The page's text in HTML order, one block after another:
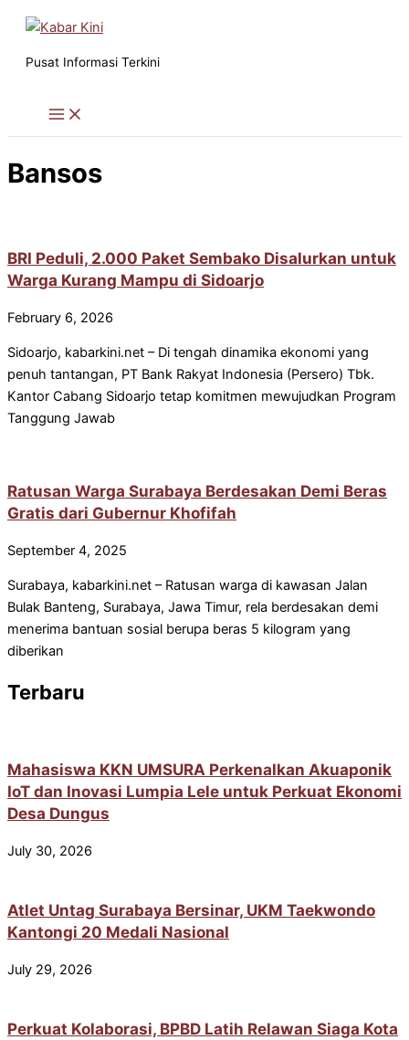
content
Pusat Informasi Terkini
Bansos
BRI Peduli, 2.000 Paket Sembako Disalurkan untuk
Warga Kurang Mampu di Sidoarjo
February 6, 2026
Sidoarjo, kabarkini.net – Di tengah dinamika ekonomi yang
penuh tantangan, PT Bank Rakyat Indonesia (Persero) Tbk.
Kantor Cabang Sidoarjo tetap komitmen mewujudkan Program
Tanggung Jawab
Ratusan Warga Surabaya Berdesakan Demi Beras
Gratis dari Gubernur Khofifah
September 4, 2025
Surabaya, kabarkini.net – Ratusan warga di kawasan Jalan
Bulak Banteng, Surabaya, Jawa Timur, rela berdesakan demi
menerima bantuan sosial berupa beras 5 kilogram yang
diberikan
Terbaru
Mahasiswa KKN UMSURA Perkenalkan Akuaponik
IoT dan Inovasi Lumpia Lele untuk Perkuat Ekonomi
Desa Dungus
July 30, 2026
Atlet Untag Surabaya Bersinar, UKM Taekwondo
Kantongi 20 Medali Nasional
July 29, 2026
Perkuat Kolaborasi, BPBD Latih Relawan Siaga Kota